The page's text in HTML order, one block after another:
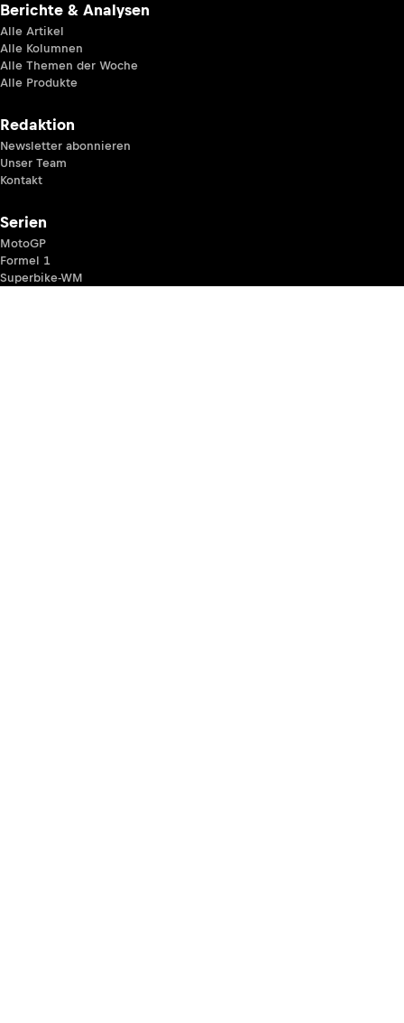
Berichte & Analysen
Alle Artikel
Alle Kolumnen
Alle Themen der Woche
Alle Produkte
Redaktion
Newsletter abonnieren
Unser Team
Kontakt
Serien
MotoGP
Formel 1
Superbike-WM